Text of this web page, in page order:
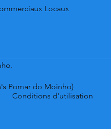
Locaux
Pomar do Moinho)
Conditions d'utilisation